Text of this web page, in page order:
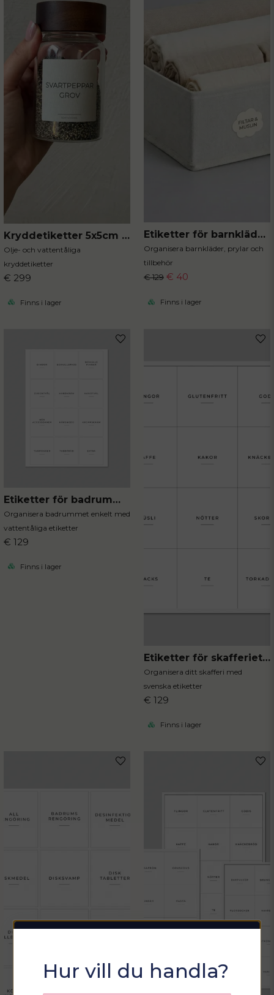
Kryddetiketter 5x5cm 80st
Olje- och vattentåliga
kryddetiketter
€ 299
Finns i lager
Etiketter för barnkläder 20st
Organisera barnkläder, prylar och
tillbehör
€ 129 € 40
Finns i lager
Etiketter för badrummet 12st
Organisera badrummet enkelt med
vattentåliga etiketter
€ 129
Finns i lager
Etiketter för skafferiet 12st
Organisera ditt skafferi med
svenska etiketter
€ 129
Finns i lager
Sommarfixa med
Sortix! 15% rabatt
Hur vill du handla?